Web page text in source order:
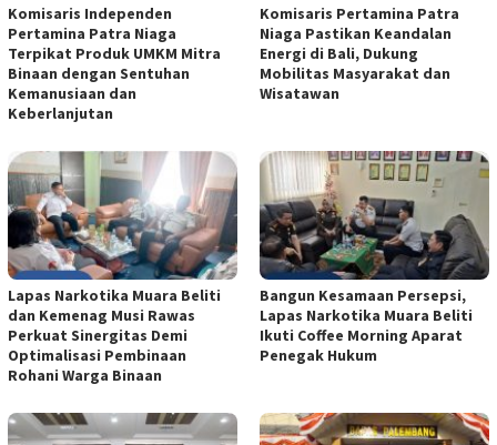
Komisaris Independen
Pertamina Patra Niaga
Terpikat Produk UMKM Mitra
Binaan dengan Sentuhan
Kemanusiaan dan
Keberlanjutan
Komisaris Pertamina Patra
Niaga Pastikan Keandalan
Energi di Bali, Dukung
Mobilitas Masyarakat dan
Wisatawan
Lapas Narkotika Muara Beliti
dan Kemenag Musi Rawas
Perkuat Sinergitas Demi
Optimalisasi Pembinaan
Rohani Warga Binaan
Bangun Kesamaan Persepsi,
Lapas Narkotika Muara Beliti
Ikuti Coffee Morning Aparat
Penegak Hukum